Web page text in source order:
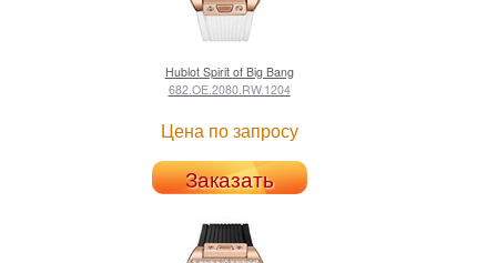
HublotSpirit of Big Bang
682.OE.2080.RW.1204
Цена по запросу
Заказать